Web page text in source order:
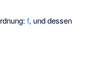
f, und dessen